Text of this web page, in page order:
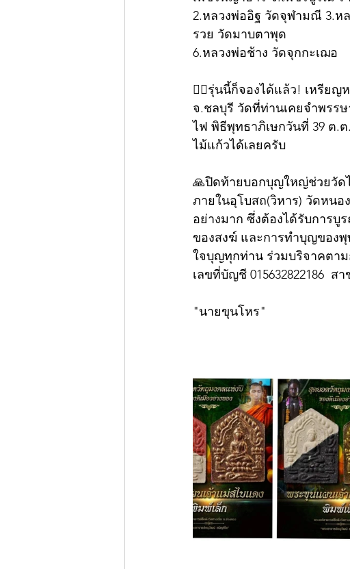
2.หลวงพ่ออิฐ วัดจุฬามณี 3.ห
รวย วัดมาบตาพุด
6.หลวงพ่อช้าง วัดจุกกะเฌอ
👍🏻รุ่นนี้ก็จองได้แล้ว! เหรีย
จ.ชลบุรี วัดที่ท่านเคยจำพรร
ไฟ พิธีพุทธาภิเษกวันที่ 39 ต.
ไม้แก้วได้เลยครับ
🙏ปิดท้ายบอกบุญใหญ่ช่วยวัดไ
ภายในอุโบสถ(วิหาร) วัดหนอ
อย่างมาก ซึ่งต้องได้รับการบู
ของสงฆ์ และการทำบุญของ
ใจบุญทุกท่าน ร่วมบริจาคตา
เลขที่บัญชี 015632822186  ส
"นายขุนโหร"